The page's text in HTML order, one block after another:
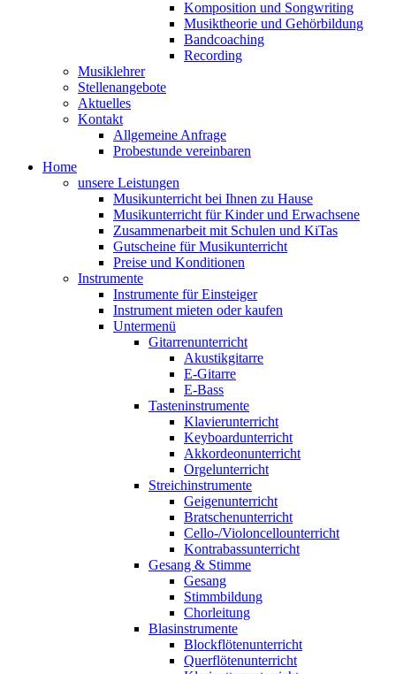
Komposition und Songwriting
Musiktheorie und Gehörbildung
Bandcoaching
Recording
Musiklehrer
Stellenangebote
Aktuelles
Kontakt
Allgemeine Anfrage
Probestunde vereinbaren
Home
unsere Leistungen
Musikunterricht bei Ihnen zu Hause
Musikunterricht für Kinder und Erwachsene
Zusammenarbeit mit Schulen und KiTas
Gutscheine für Musikunterricht
Preise und Konditionen
Instrumente
Instrumente für Einsteiger
Instrument mieten oder kaufen
Untermenü
Gitarrenunterricht
Akustikgitarre
E-Gitarre
E-Bass
Tasteninstrumente
Klavierunterricht
Keyboardunterricht
Akkordeonunterricht
Orgelunterricht
Streichinstrumente
Geigenunterricht
Bratschenunterricht
Cello-/Violoncellounterricht
Kontrabassunterricht
Gesang & Stimme
Gesang
Stimmbildung
Chorleitung
Blasinstrumente
Blockflötenunterricht
Querflötenunterricht